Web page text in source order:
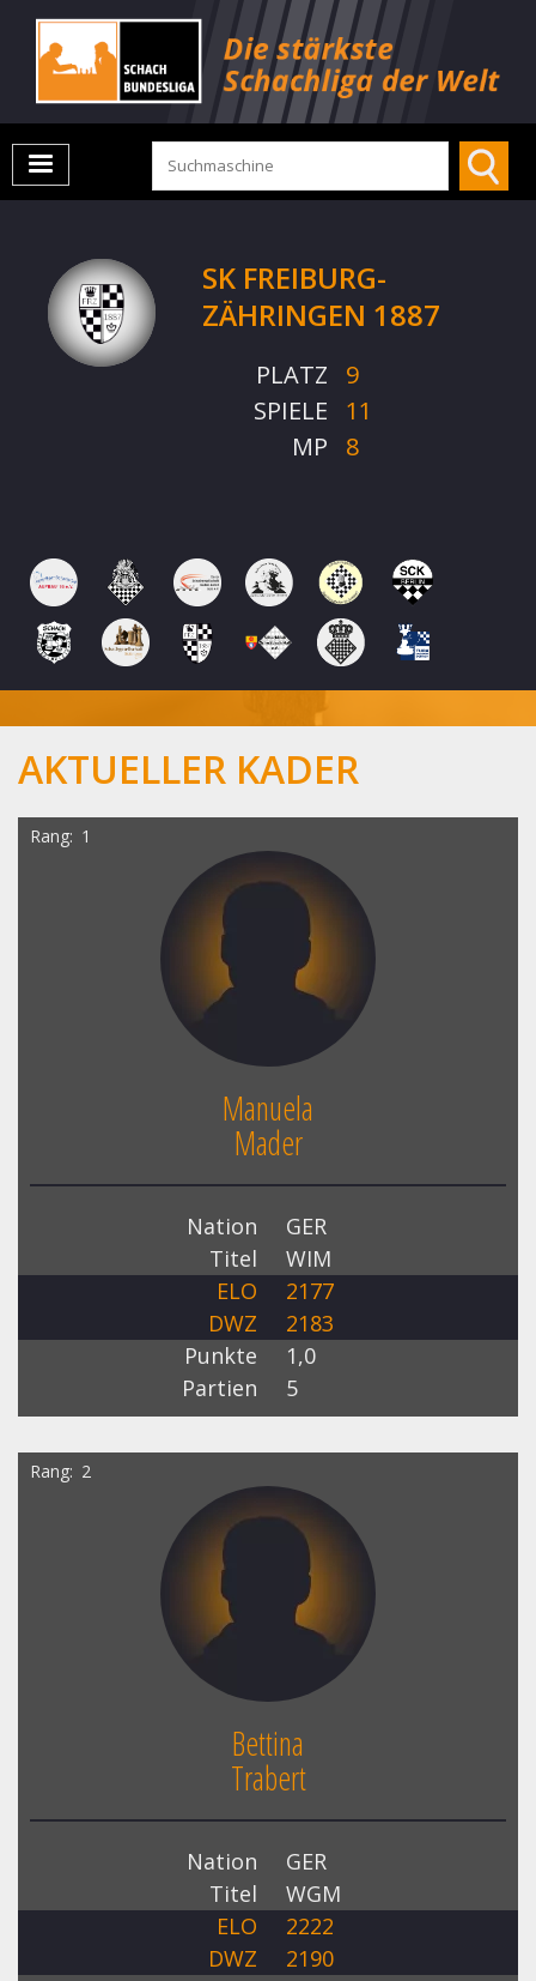
SK FREIBURG-
ZÄHRINGEN 1887
PLATZ
9
SPIELE
11
MP
8
AKTUELLER KADER
Rang 1
Manuela
Mader
Nation
GER
Titel
WIM
ELO
2177
DWZ
2183
Punkte
1,0
Partien
5
Rang 2
Bettina
Trabert
Nation
GER
Titel
WGM
ELO
2222
DWZ
2190